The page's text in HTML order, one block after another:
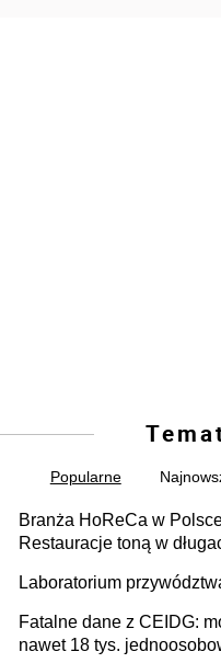
Popularne
Branża HoReCa w
Restauracje toną w
Laboratorium
Fatalne dane z CEIDG:
nawet 18 tys.